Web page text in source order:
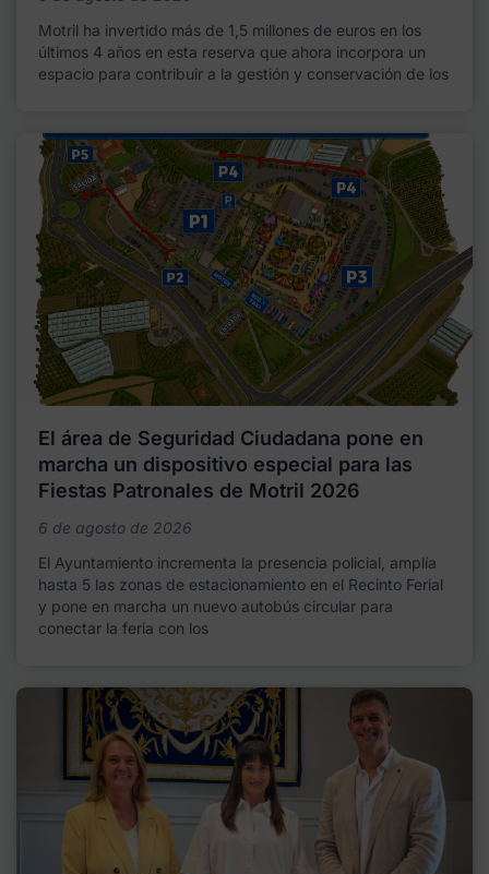
Motril ha invertido más de 1,5 millones de euros en los
últimos 4 años en esta reserva que ahora incorpora un
espacio para contribuir a la gestión y conservación de los
El área de Seguridad Ciudadana pone en
marcha un dispositivo especial para las
Fiestas Patronales de Motril 2026
6 de agosto de 2026
El Ayuntamiento incrementa la presencia policial, amplía
hasta 5 las zonas de estacionamiento en el Recinto Ferial
y pone en marcha un nuevo autobús circular para
conectar la feria con los